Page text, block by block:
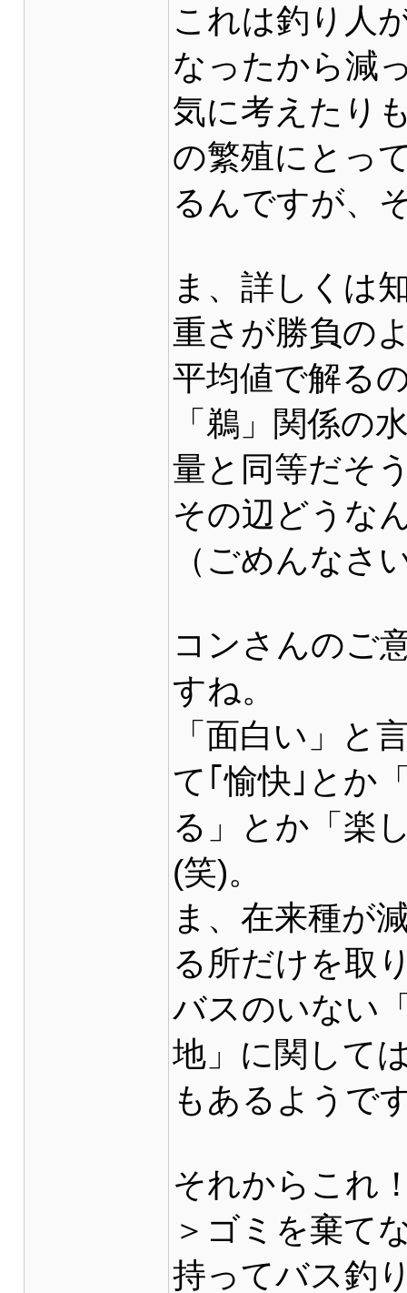
これは釣り人
なったから減
気に考えたり
の繁殖にとっ
るんですが、
ま、詳しくは
重さが勝負の
平均値で解る
「鵜」関係の
量と同等だそ
その辺どうな
（ごめんなさ
コンさんのご
すね。
「面白い」と
て｢愉快｣とか
る」とか「楽
(笑)。
ま、在来種が
る所だけを取
バスのいない
地」に関して
もあるようで
それからこれ
＞ゴミを棄て
持ってバス釣